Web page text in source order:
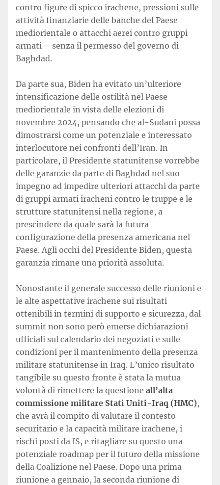
contro figure di spicco irachene, pressioni sulle
attività finanziarie delle banche del Paese
mediorientale o attacchi aerei contro gruppi
armati – senza il permesso del governo di
Baghdad.
Da parte sua, Biden ha evitato un’ulteriore
intensificazione delle ostilità nel Paese
mediorientale in vista delle elezioni di
novembre 2024, pensando che al-Sudani possa
dimostrarsi come un potenziale e interessato
interlocutore nei confronti dell’Iran. In
particolare, il Presidente statunitense vorrebbe
delle garanzie da parte di Baghdad nel suo
impegno ad impedire ulteriori attacchi da parte
di gruppi armati iracheni contro le truppe e le
strutture statunitensi nella regione, a
prescindere da quale sarà la futura
configurazione della presenza americana nel
Paese. Agli occhi del Presidente Biden, questa
garanzia rimane una priorità assoluta.
Nonostante il generale successo delle riunioni e
le alte aspettative irachene sui risultati
ottenibili in termini di supporto e sicurezza, dal
summit non sono però emerse dichiarazioni
ufficiali sul calendario dei negoziati e sulle
condizioni per il mantenimento della presenza
militare statunitense in Iraq. L’unico risultato
tangibile su questo fronte è stata la mutua
volontà di rimettere la questione all’alta
commissione militare Stati Uniti-Iraq (HMC),
che avrà il compito di valutare il contesto
securitario e la capacità militare irachene, i
rischi posti da IS, e ritagliare su questo una
potenziale roadmap per il futuro della missione
della Coalizione nel Paese. Dopo una prima
riunione a gennaio, la seconda riunione di